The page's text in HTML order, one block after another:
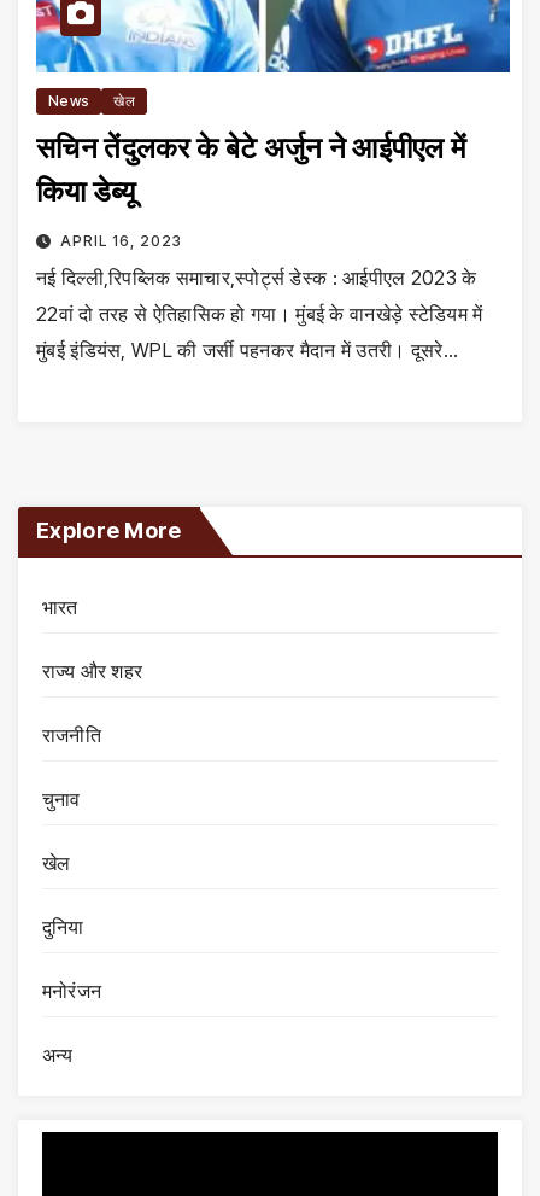
News खेल
सचिन तेंदुलकर के बेटे अर्जुन ने आईपीएल में
किया डेब्यू
APRIL 16, 2023
नई दिल्ली,रिपब्लिक समाचार,स्पोर्ट्स डेस्क : आईपीएल 2023 के
22वां दो तरह से ऐतिहासिक हो गया। मुंबई के वानखेड़े स्टेडियम में
मुंबई इंडियंस, WPL की जर्सी पहनकर मैदान में उतरी। दूसरे…
Explore More
भारत
राज्य और शहर
राजनीति
चुनाव
खेल
दुनिया
मनोरंजन
अन्य